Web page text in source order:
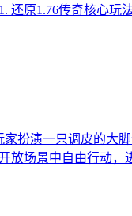
还原1.76传奇核心玩
扮演一只调皮的大
放场景中自由行动